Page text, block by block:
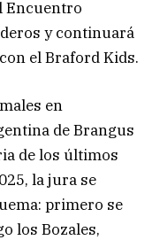
Encuentro
y continuará
el Braford Kids.
en
de Brangus
de los últimos
la jura se
primero se
los Bozales,